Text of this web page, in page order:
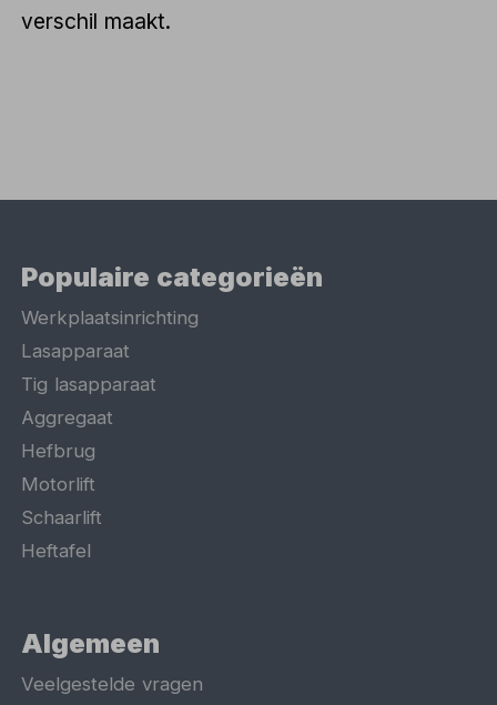
verschil maakt.
Populaire categorieën
Werkplaatsinrichting
Lasapparaat
Tig lasapparaat
Aggregaat
Hefbrug
Motorlift
Schaarlift
Heftafel
Algemeen
Veelgestelde vragen